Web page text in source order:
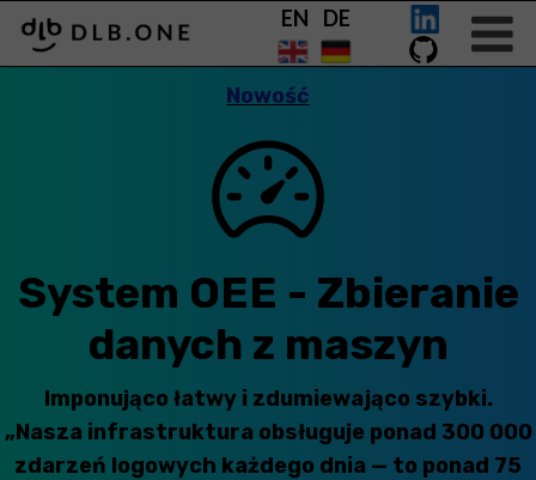
EN DE
Imponująco łatwy i zdumiewająco szybki.
„Nasza infrastruktura obsługuje ponad 300 000
zdarzeń logowych każdego dnia — to ponad 75
Nowość
System OEE - Zbieranie
danych z maszyn